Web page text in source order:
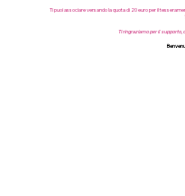
Ti puoi associare versando la quota di 20 euro per il
Ti ringraziamo per il supporto,